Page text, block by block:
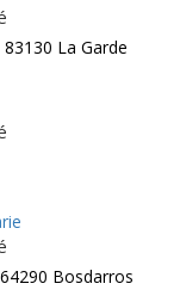
83130 La Garde
Bosdarros